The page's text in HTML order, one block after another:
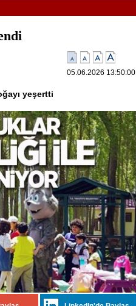
05.06.2026 13:50:00
yeşertti